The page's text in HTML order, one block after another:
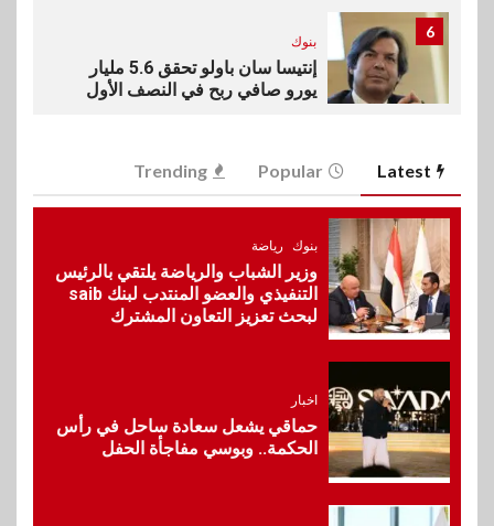
6
بنوك
إنتيسا سان باولو تحقق 5.6 مليار
يورو صافي ربح في النصف الأول
7
غرفة القاهرة تنظم ندوة إلكترونية
لدعم الصادرات وتحقيق
مستهدفات رؤية مصر 2030
8
العروض المجانية
9
Latest
Popular
Trending
بنوك رياضة
وزير الشباب والرياضة يلتقي بالرئيس
التنفيذي والعضو المنتدب لبنك saib
لبحث تعزيز التعاون المشترك
اخبار
حماقي يشعل سعادة ساحل في رأس
الحكمة.. وبوسي مفاجأة الحفل